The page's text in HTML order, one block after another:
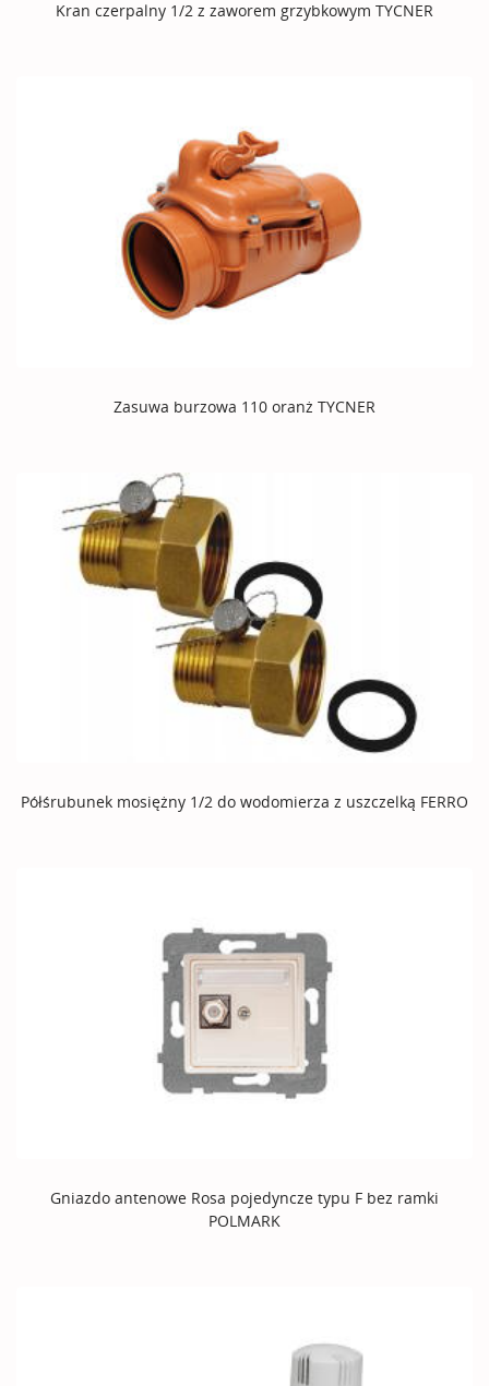
Kran czerpalny 1/2 z zaworem grzybkowym TYCNER
Zasuwa burzowa 110 oranż TYCNER
Półśrubunek mosiężny 1/2 do wodomierza z uszczelką FERRO
Gniazdo antenowe Rosa pojedyncze typu F bez ramki
POLMARK